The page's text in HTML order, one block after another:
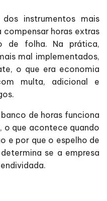
instrumentos mais
compensar horas extras
de folha. Na prática,
mal implementados,
o que era economia
multa, adicional e
de horas funciona
o que acontece quando
e por que o espelho de
se a empresa